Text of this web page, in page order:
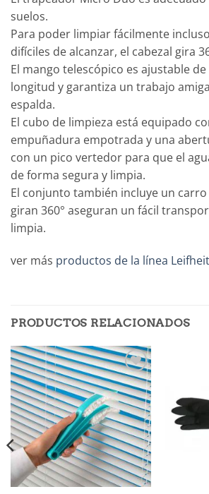
suelos.
Para poder limpiar fácilmente
difíciles de alcanzar, el cabezal gira
El mango telescópico es ajustable de
longitud y garantiza un trabajo
espalda.
El cubo de limpieza está equipado
empuñadura empotrada y una
con un pico vertedor para que el
de forma segura y limpia.
El conjunto también incluye un
giran 360° aseguran un fácil
limpia.
ver más productos de la línea Leifheit
PRODUCTOS RELACIONADOS
Añadir
a la
lista de
deseos